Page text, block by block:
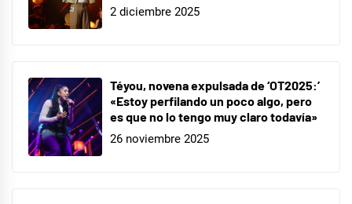
2 diciembre 2025
Téyou, novena expulsada de ‘OT2025:’
«Estoy perfilando un poco algo, pero
es que no lo tengo muy claro todavía»
26 noviembre 2025